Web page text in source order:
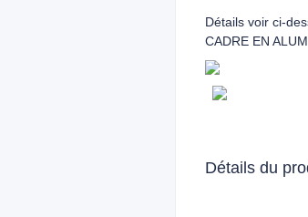
Détails voir ci-
CADRE EN
Détails du